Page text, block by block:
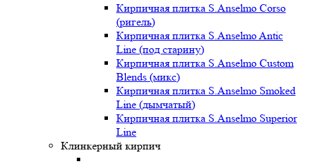
Кирпичная плитка S.Anselmo Corso
(ригель)
Кирпичная плитка S.Anselmo Antic
Line (под старину)
Кирпичная плитка S.Anselmo Custom
Blends (микс)
Кирпичная плитка S.Anselmo Smoked
Line (дымчатый)
Кирпичная плитка S.Anselmo Superior
Line
Клинкерный кирпич